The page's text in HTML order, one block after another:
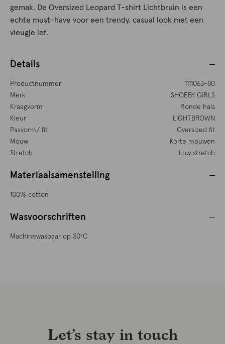
gemak. De Oversized Leopard T-shirt Lichtbruin is een
echte must-have voor een trendy, casual look met een
vleugje lef.
Details
Productnummer
1111063-80
Merk
SHOEBY GIRLS
Kraagvorm
Ronde hals
Kleur
LIGHTBROWN
Pasvorm/ fit
Oversized fit
Mouw
Korte mouwen
Stretch
Low stretch
Materiaalsamenstelling
100% cotton
Wasvoorschriften
Machinewasbaar op 30°C
Let’s stay in touch